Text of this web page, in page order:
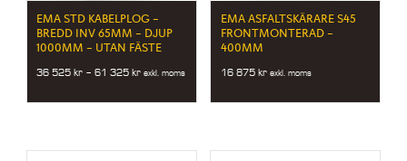
EMA STD KABELPLOG –
BREDD INV 65MM – DJUP
1000MM – UTAN FÄSTE
36 525kr – 61 325krPrice
36
61
exkl. moms
EMA ASFALTSKÄRARE S45
FRONTMONTERAD –
400MM
16 875 kr exkl. moms